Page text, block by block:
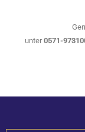
unter0571-